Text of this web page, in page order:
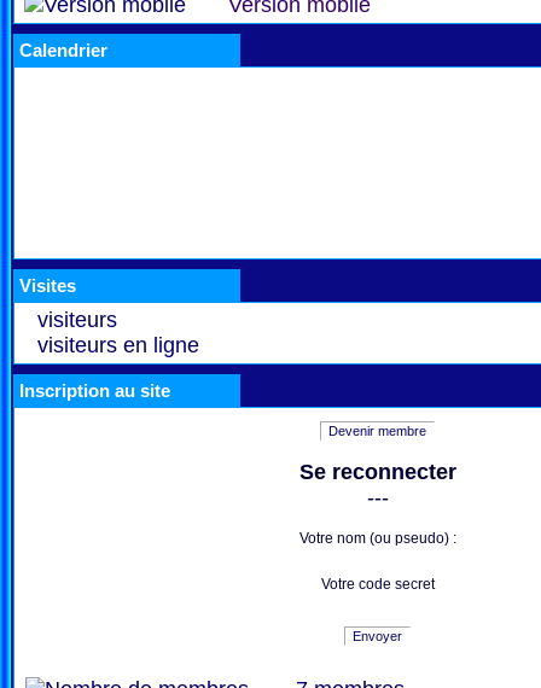
Version mobile
Calendrier
Visites
visiteurs
visiteurs en ligne
Inscription au site
Devenir membre
Se reconnecter
---
Votre nom (ou pseudo) :
Votre code secret
Envoyer